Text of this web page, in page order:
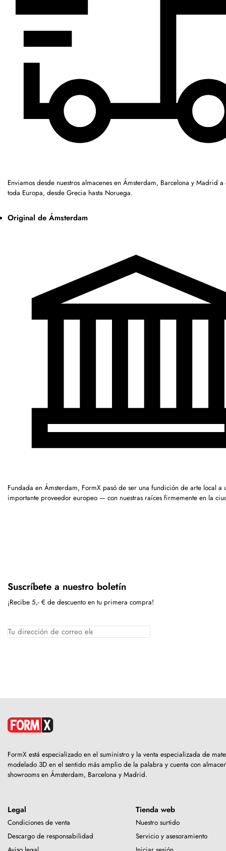
Enviamos desde nuestros almacenes en Ámsterdam, Barcelona y Madrid a
toda Europa, desde Grecia hasta Noruega.
Original de Ámsterdam
Fundada en Ámsterdam, FormX pasó de ser una fundición de arte local a
importante proveedor europeo — con nuestras raíces firmemente en la
Suscríbete a nuestro boletín
¡Recibe 5,- € de descuento en tu primera compra!
FormX está especializado en el suministro y la venta especializada de
modelado 3D en el sentido más amplio de la palabra y cuenta con
showrooms en Ámsterdam, Barcelona y Madrid.
Legal
Condiciones de venta
Descargo de responsabilidad
Tienda web
Nuestro surtido
Servicio y asesoramiento